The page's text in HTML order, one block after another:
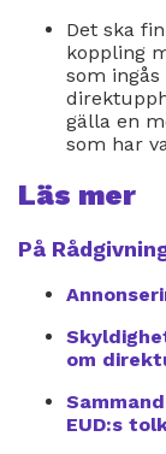
Det ska
koppling
som
gälla en
som har
Läs mer
På
om
EUD:s